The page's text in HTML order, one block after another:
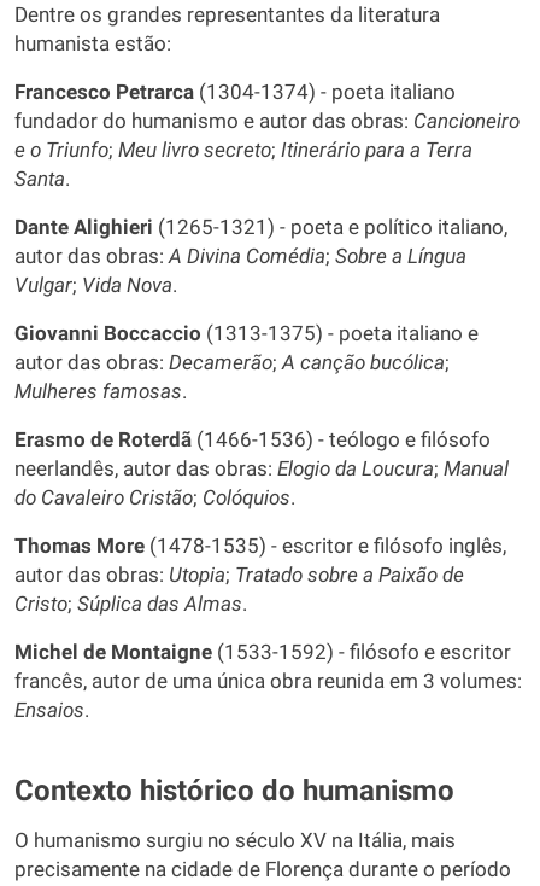
Dentre os grandes representantes da literatura
humanista estão:
Francesco Petrarca (1304-1374) - poeta italiano
fundador do humanismo e autor das obras: Cancioneiro
e o Triunfo; Meu livro secreto; Itinerário para a Terra
Santa.
Dante Alighieri (1265-1321) - poeta e político italiano,
autor das obras:A Divina Comédia; Sobre a Língua
Vulgar; Vida Nova.
Giovanni Boccaccio (1313-1375) - poeta italiano e
autor das obras: Decamerão;A canção bucólica;
Mulheres famosas.
Erasmo de Roterdã (1466-1536) - teólogo e filósofo
neerlandês, autor das obras: Elogio da Loucura; Manual
do Cavaleiro Cristão; Colóquios.
Thomas More (1478-1535) - escritor e filósofo inglês,
autor das obras: Utopia; Tratado sobre a Paixão de
Cristo; Súplica das Almas.
Michel de Montaigne (1533-1592) - filósofo e escritor
francês, autor de uma única obra reunida em 3 volumes:
Ensaios.
Contexto histórico do humanismo
O humanismo surgiu no século XV na Itália, mais
precisamente na cidade de Florença durante o período